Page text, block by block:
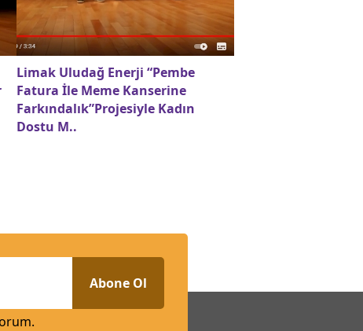
Limak Uludağ Enerji “Pembe
Fatura İle Meme Kanserine
Farkındalık”Projesiyle Kadın
Dostu M..
Abone Ol